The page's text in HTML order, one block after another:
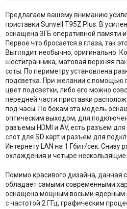
Предлагаем вашему вниманию
приставки Sunvell T95Z Plus. В
оснащена 3ГБ оперативной памяти
Первое что бросается в глаза, так
Выглядит необычно, оригинально.
шестигранника, матовая верхняя
соты. По периметру установлена
подсветка. При желании с помощью
цвет подсветки, либо его можно
передней части приставки
под часы. По бокам эта модель
оптическим выходом, для
разъемы HDMI и AV, есть разъем
слот для SD карт и разъем для
Интернету LAN на 1 Гбит/сек. Снизу
охлаждения и четыре нескользящие
Помимо красивого дизайна, данная
обладает самыми современными
оснащена мощным восьми ядерным
с частотой 2 ГГц, графическим